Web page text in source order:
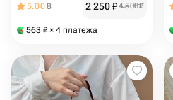
5.008 2 250₽4 500₽
563 ₽ × 4 платежа